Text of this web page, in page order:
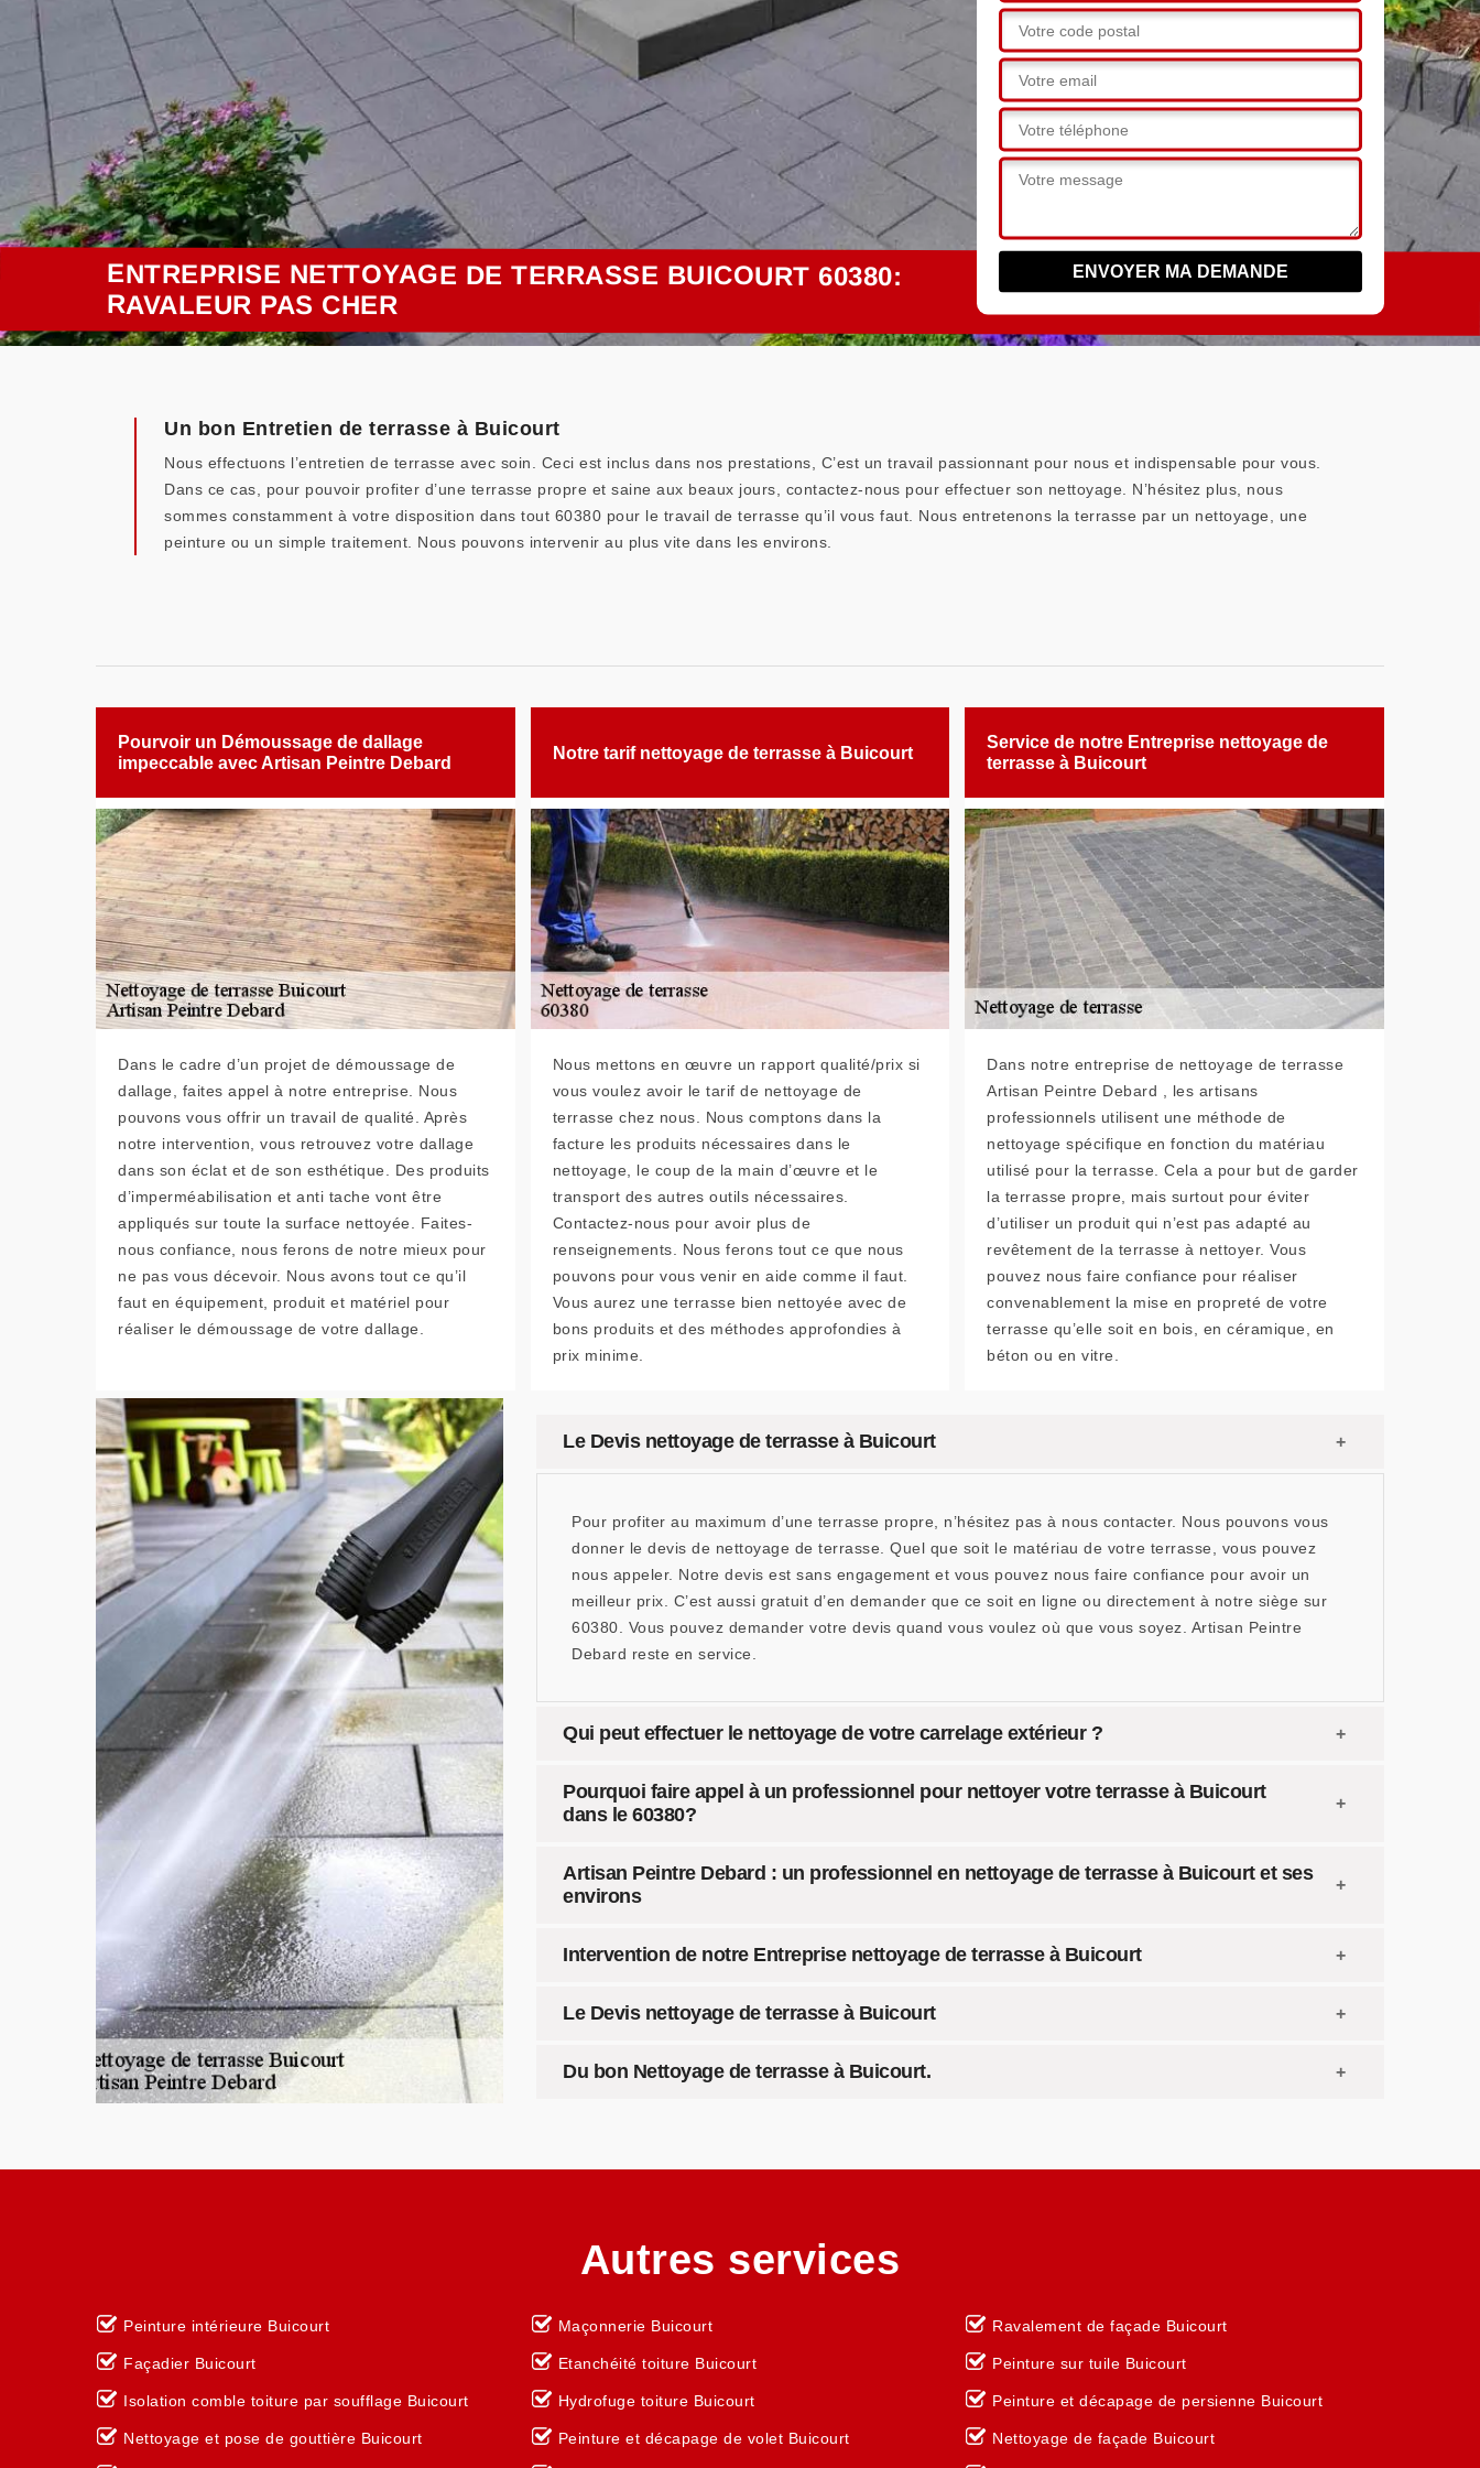
ENTREPRISE NETTOYAGE DE TERRASSE BUICOURT 60380:
RAVALEUR PAS CHER
Un bon Entretien de terrasse à Buicourt
Nous effectuons l’entretien de terrasse avec soin. Ceci est inclus dans nos prestations, C’est un travail passionnant pour nous et indispensable pour vous.
Dans ce cas, pour pouvoir profiter d’une terrasse propre et saine aux beaux jours, contactez-nous pour effectuer son nettoyage. N’hésitez plus, nous
sommes constamment à votre disposition dans tout 60380 pour le travail de terrasse qu’il vous faut. Nous entretenons la terrasse par un nettoyage, une
peinture ou un simple traitement. Nous pouvons intervenir au plus vite dans les environs.
Pourvoir un Démoussage de dallage
impeccable avec Artisan Peintre Debard
Dans le cadre d’un projet de démoussage de
dallage, faites appel à notre entreprise. Nous
pouvons vous offrir un travail de qualité. Après
notre intervention, vous retrouvez votre dallage
dans son éclat et de son esthétique. Des produits
d’imperméabilisation et anti tache vont être
appliqués sur toute la surface nettoyée. Faites-
nous confiance, nous ferons de notre mieux pour
ne pas vous décevoir. Nous avons tout ce qu’il
faut en équipement, produit et matériel pour
réaliser le démoussage de votre dallage.
Notre tarif nettoyage de terrasse à Buicourt
Nous mettons en œuvre un rapport qualité/prix si
vous voulez avoir le tarif de nettoyage de
terrasse chez nous. Nous comptons dans la
facture les produits nécessaires dans le
nettoyage, le coup de la main d’œuvre et le
transport des autres outils nécessaires.
Contactez-nous pour avoir plus de
renseignements. Nous ferons tout ce que nous
pouvons pour vous venir en aide comme il faut.
Vous aurez une terrasse bien nettoyée avec de
bons produits et des méthodes approfondies à
prix minime.
Service de notre Entreprise nettoyage de
terrasse à Buicourt
Dans notre entreprise de nettoyage de terrasse
Artisan Peintre Debard , les artisans
professionnels utilisent une méthode de
nettoyage spécifique en fonction du matériau
utilisé pour la terrasse. Cela a pour but de garder
la terrasse propre, mais surtout pour éviter
d’utiliser un produit qui n’est pas adapté au
revêtement de la terrasse à nettoyer. Vous
pouvez nous faire confiance pour réaliser
convenablement la mise en propreté de votre
terrasse qu’elle soit en bois, en céramique, en
béton ou en vitre.
Le Devis nettoyage de terrasse à Buicourt
Pour profiter au maximum d’une terrasse propre, n’hésitez pas à nous contacter. Nous pouvons vous
donner le devis de nettoyage de terrasse. Quel que soit le matériau de votre terrasse, vous pouvez
nous appeler. Notre devis est sans engagement et vous pouvez nous faire confiance pour avoir un
meilleur prix. C’est aussi gratuit d’en demander que ce soit en ligne ou directement à notre siège sur
60380. Vous pouvez demander votre devis quand vous voulez où que vous soyez. Artisan Peintre
Debard reste en service.
Qui peut effectuer le nettoyage de votre carrelage extérieur ?
Pourquoi faire appel à un professionnel pour nettoyer votre terrasse à Buicourt
dans le 60380?
Artisan Peintre Debard : un professionnel en nettoyage de terrasse à Buicourt et ses
environs
Intervention de notre Entreprise nettoyage de terrasse à Buicourt
Le Devis nettoyage de terrasse à Buicourt
Du bon Nettoyage de terrasse à Buicourt.
Autres services
Peinture intérieure Buicourt
Façadier Buicourt
Isolation comble toiture par soufflage Buicourt
Nettoyage et pose de gouttière Buicourt
Maçonnerie Buicourt
Etanchéité toiture Buicourt
Hydrofuge toiture Buicourt
Peinture et décapage de volet Buicourt
Ravalement de façade Buicourt
Peinture sur tuile Buicourt
Peinture et décapage de persienne Buicourt
Nettoyage de façade Buicourt